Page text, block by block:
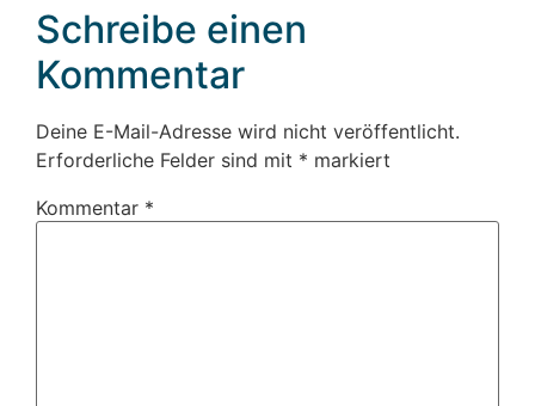
Schreibe einen
Kommentar
Deine E-Mail-Adresse wird nicht veröffentlicht.
Erforderliche Felder sind mit * markiert
Kommentar *